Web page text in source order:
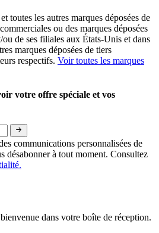
toutes les autres marques déposées de
ou des marques déposées
de ses filiales aux États-Unis et dans
marques déposées de tiers
respectifs. Voir toutes les marques
votre offre spéciale et vos
communications personnalisées de
désabonner à tout moment. Consultez
dans votre boîte de réception.